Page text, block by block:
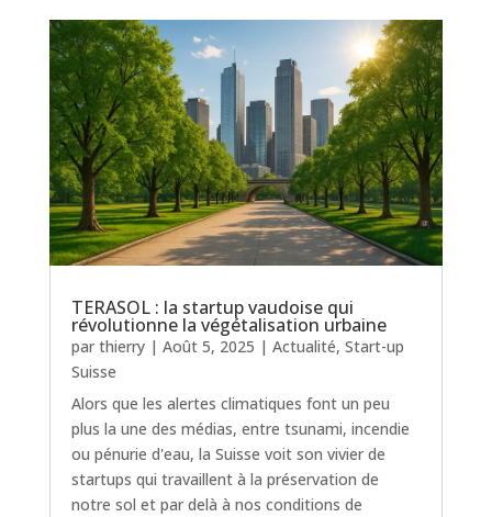
TERASOL : la startup vaudoise qui
révolutionne la végétalisation urbaine
par thierry| Août 5, 2025 | Actualité, Start-up
Suisse
Alors que les alertes climatiques font un peu
plus la une des médias, entre tsunami, incendie
ou pénurie d'eau, la Suisse voit son vivier de
startups qui travaillent à la préservation de
notre sol et par delà à nos conditions de